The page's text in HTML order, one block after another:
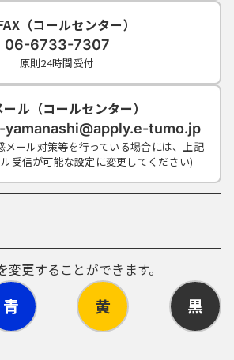
（コールセンター）
06-6733-7307
原則24時間受付
ール（コールセンター）
tumo.jp
メール対策等を行っている場合には、上記
受信が可能な設定に変更してください)
更することができます。
青 黄 黒